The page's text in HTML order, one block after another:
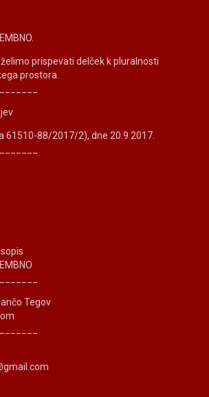
prispevati delček k pluralnosti
prostora.
61510-88/2017/2), dne 20.9.2017.
Tegov